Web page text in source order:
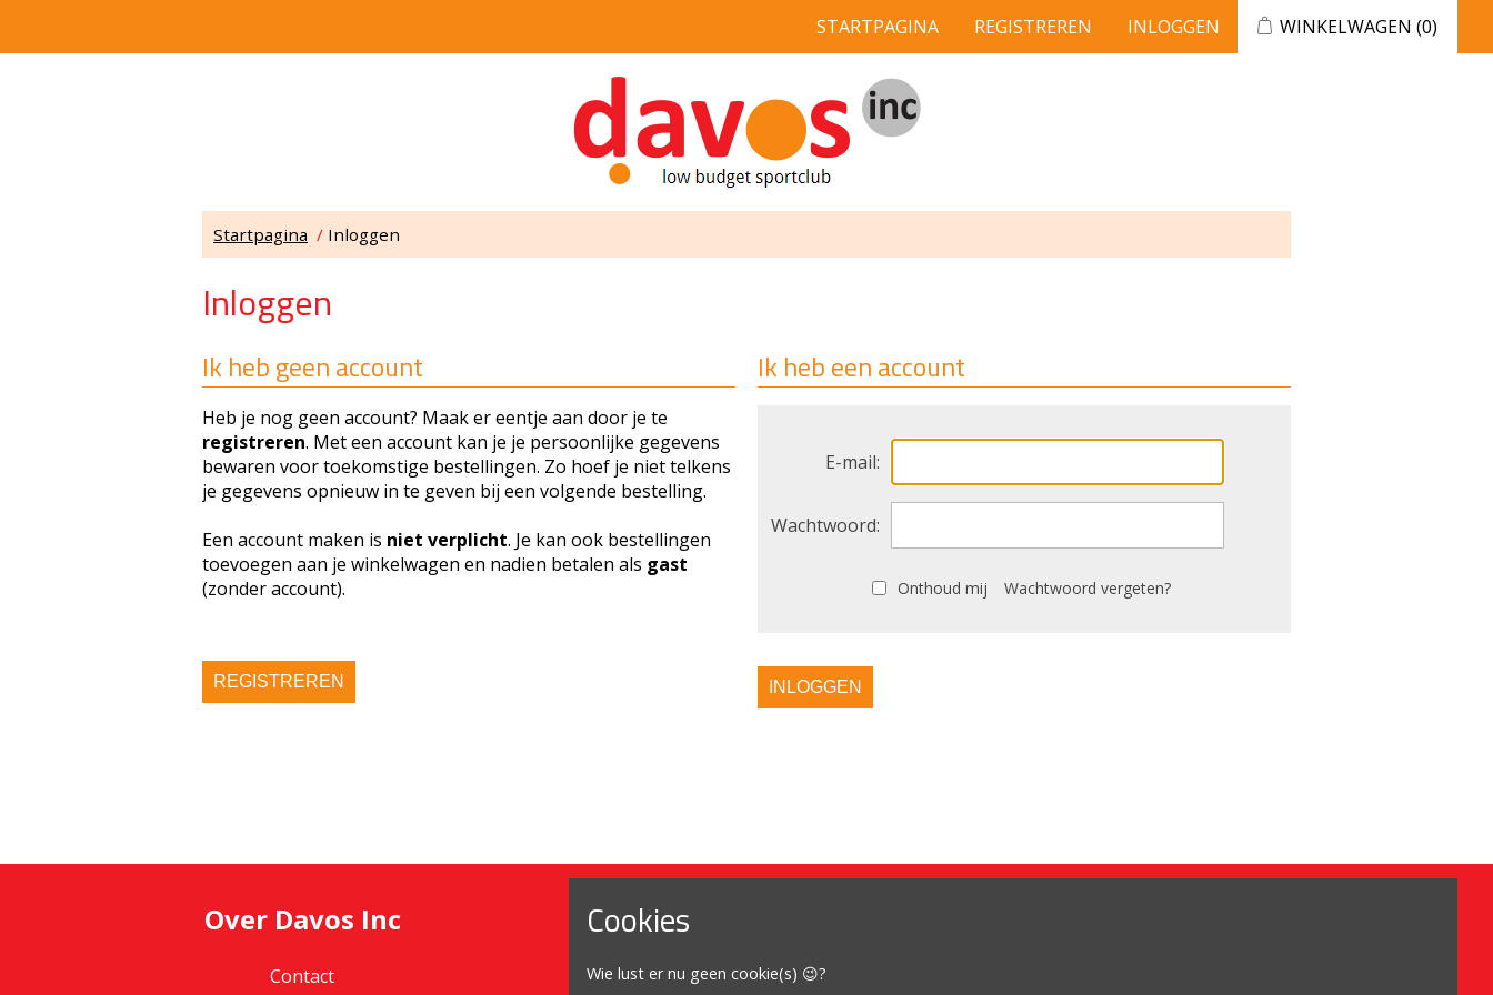
STARTPAGINA REGISTREREN INLOGGEN WINKELWAGEN (0)
Cookies
Wie lust er nu geen cookie(s) 😉?
Startpagina / Inloggen
Inloggen
Ik heb geen account
Heb je nog geen account? Maak er eentje aan door je te
registreren. Met een account kan je je persoonlijke gegevens
bewaren voor toekomstige bestellingen. Zo hoef je niet telkens
je gegevens opnieuw in te geven bij een volgende bestelling.
Een account maken is niet verplicht. Je kan ook bestellingen
toevoegen aan je winkelwagen en nadien betalen als gast
(zonder account).
REGISTREREN
Ik heb een account
E-mail:
Wachtwoord:
Onthoud mij Wachtwoord vergeten?
INLOGGEN
Over Davos Inc
Contact
Mijn account
Mijn account